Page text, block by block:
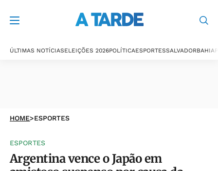
ÚLTIMAS NOTÍCIASELEIÇÕES 2026POLÍTICAESPORTESSALVADORBAHIA
HOME>ESPORTES
ESPORTES
Argentina vence o Japão em